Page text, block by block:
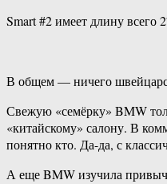
Smart #2 имеет длину всего
В общем — ничего
Свежую «семёрку» BMW
«китайскому» салону. В
понятно кто. Да-да, с
А еще BMW изучила